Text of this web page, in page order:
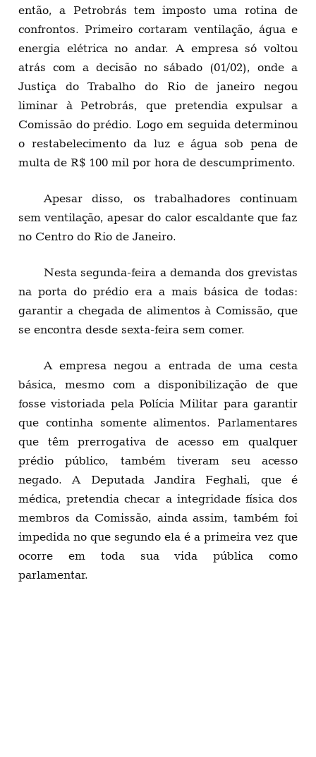
então, a Petrobrás tem imposto uma rotina de
confrontos. Primeiro cortaram ventilação, água e
energia elétrica no andar. A empresa só voltou
atrás com a decisão no sábado (01/02), onde a
Justiça do Trabalho do Rio de janeiro negou
liminar à Petrobrás, que pretendia expulsar a
Comissão do prédio. Logo em seguida determinou
o restabelecimento da luz e água sob pena de
multa de R$ 100 mil por hora de descumprimento.
Apesar disso, os trabalhadores continuam
sem ventilação, apesar do calor escaldante que faz
no Centro do Rio de Janeiro.
Nesta segunda-feira a demanda dos grevistas
na porta do prédio era a mais básica de todas:
garantir a chegada de alimentos à Comissão, que
se encontra desde sexta-feira sem comer.
A empresa negou a entrada de uma cesta
básica, mesmo com a disponibilização de que
fosse vistoriada pela Polícia Militar para garantir
que continha somente alimentos. Parlamentares
que têm prerrogativa de acesso em qualquer
prédio público, também tiveram seu acesso
negado. A Deputada Jandira Feghali, que é
médica, pretendia checar a integridade física dos
membros da Comissão, ainda assim, também foi
impedida no que segundo ela é a primeira vez que
ocorre em toda sua vida pública como
parlamentar.